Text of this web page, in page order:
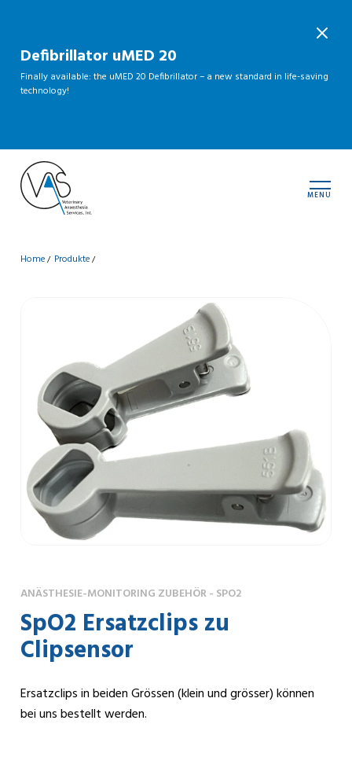
Defibrillator uMED 20
Finally available: the uMED 20 Defibrillator – a new standard in life-saving
technology!
MENU
Home Produkte
ANÄSTHESIE-MONITORING ZUBEHÖR - SPO2
SpO2 Ersatzclips zu
Clipsensor
Ersatzclips in beiden Grössen (klein und grösser) können
bei uns bestellt werden.